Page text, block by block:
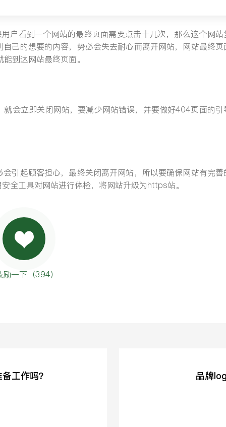
户看到一个网站的最终页面需要点击十几次，那么这个网站
己的想要的内容，势必会失去耐心而离开网站，网站最终页
到达网站最终页面。
会立即关闭网站，要减少网站错误，并要做好404页面的引
引起顾客担心，最终关闭离开网站，所以要确保网站有完善
全工具对网站进行体检，将网站升级为https站。
励一下（394）
工作吗？ 品牌